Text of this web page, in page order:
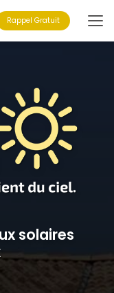
Rappel Gratuit
solaires